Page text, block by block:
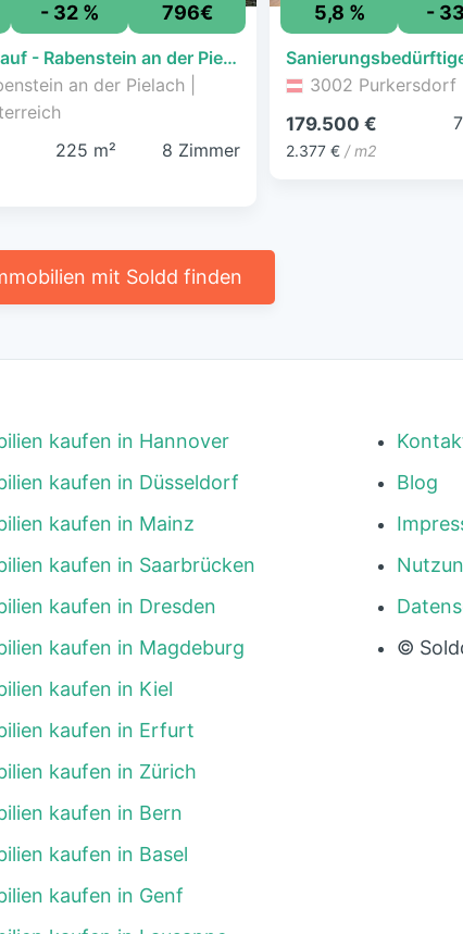
- 32 % 796€
Haus zum Kauf - Rabenstein an der Pielach - 179.000 € - 8 Zimmer, 225 m², 453 m² Grundstück
an der Pielach |
225 m² 8 Zimmer
5,8 % -
3002 Purkersdorf
179.500 €
2.377 € / m2
mit Soldd finden
kaufen in Hannover
kaufen in Düsseldorf
kaufen in Mainz
kaufen in Saarbrücken
kaufen in Dresden
kaufen in Magdeburg
kaufen in Kiel
kaufen in Erfurt
kaufen in Zürich
kaufen in Bern
kaufen in Basel
kaufen in Genf
Blog
©